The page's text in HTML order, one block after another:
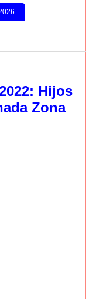
Hijos
Zona